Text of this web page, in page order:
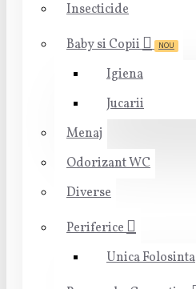
Insecticide
Baby si Copii
NOU
Igiena
Jucarii
Menaj
Odorizant WC
Diverse
Periferice
Unica Folosinta